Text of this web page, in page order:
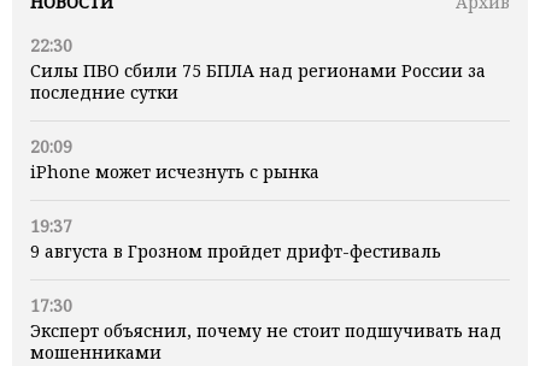
22:30
Силы ПВО сбили 75 БПЛА над регионами России за
последние сутки
20:09
iPhone может исчезнуть с рынка
19:37
9 августа в Грозном пройдет дрифт-фестиваль
17:30
Эксперт объяснил, почему не стоит подшучивать над
мошенниками